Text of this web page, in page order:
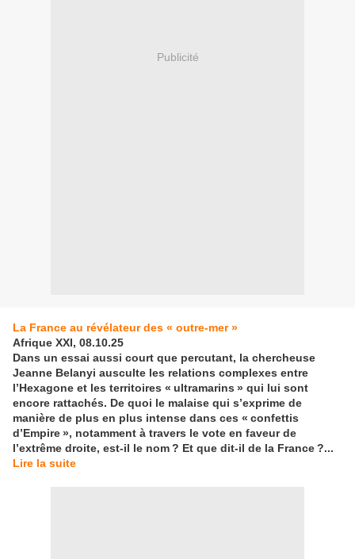
Publicité
La France au révélateur des « outre-mer »
Afrique XXI, 08.10.25
Dans un essai aussi court que percutant, la chercheuse
Jeanne Belanyi ausculte les relations complexes entre
l’Hexagone et les territoires « ultramarins » qui lui sont
encore rattachés. De quoi le malaise qui s’exprime de
manière de plus en plus intense dans ces « confettis
d’Empire», notamment à travers le vote en faveur de
l’extrême droite, est-il le nom? Et que dit-il de la France?...
Lire la suite